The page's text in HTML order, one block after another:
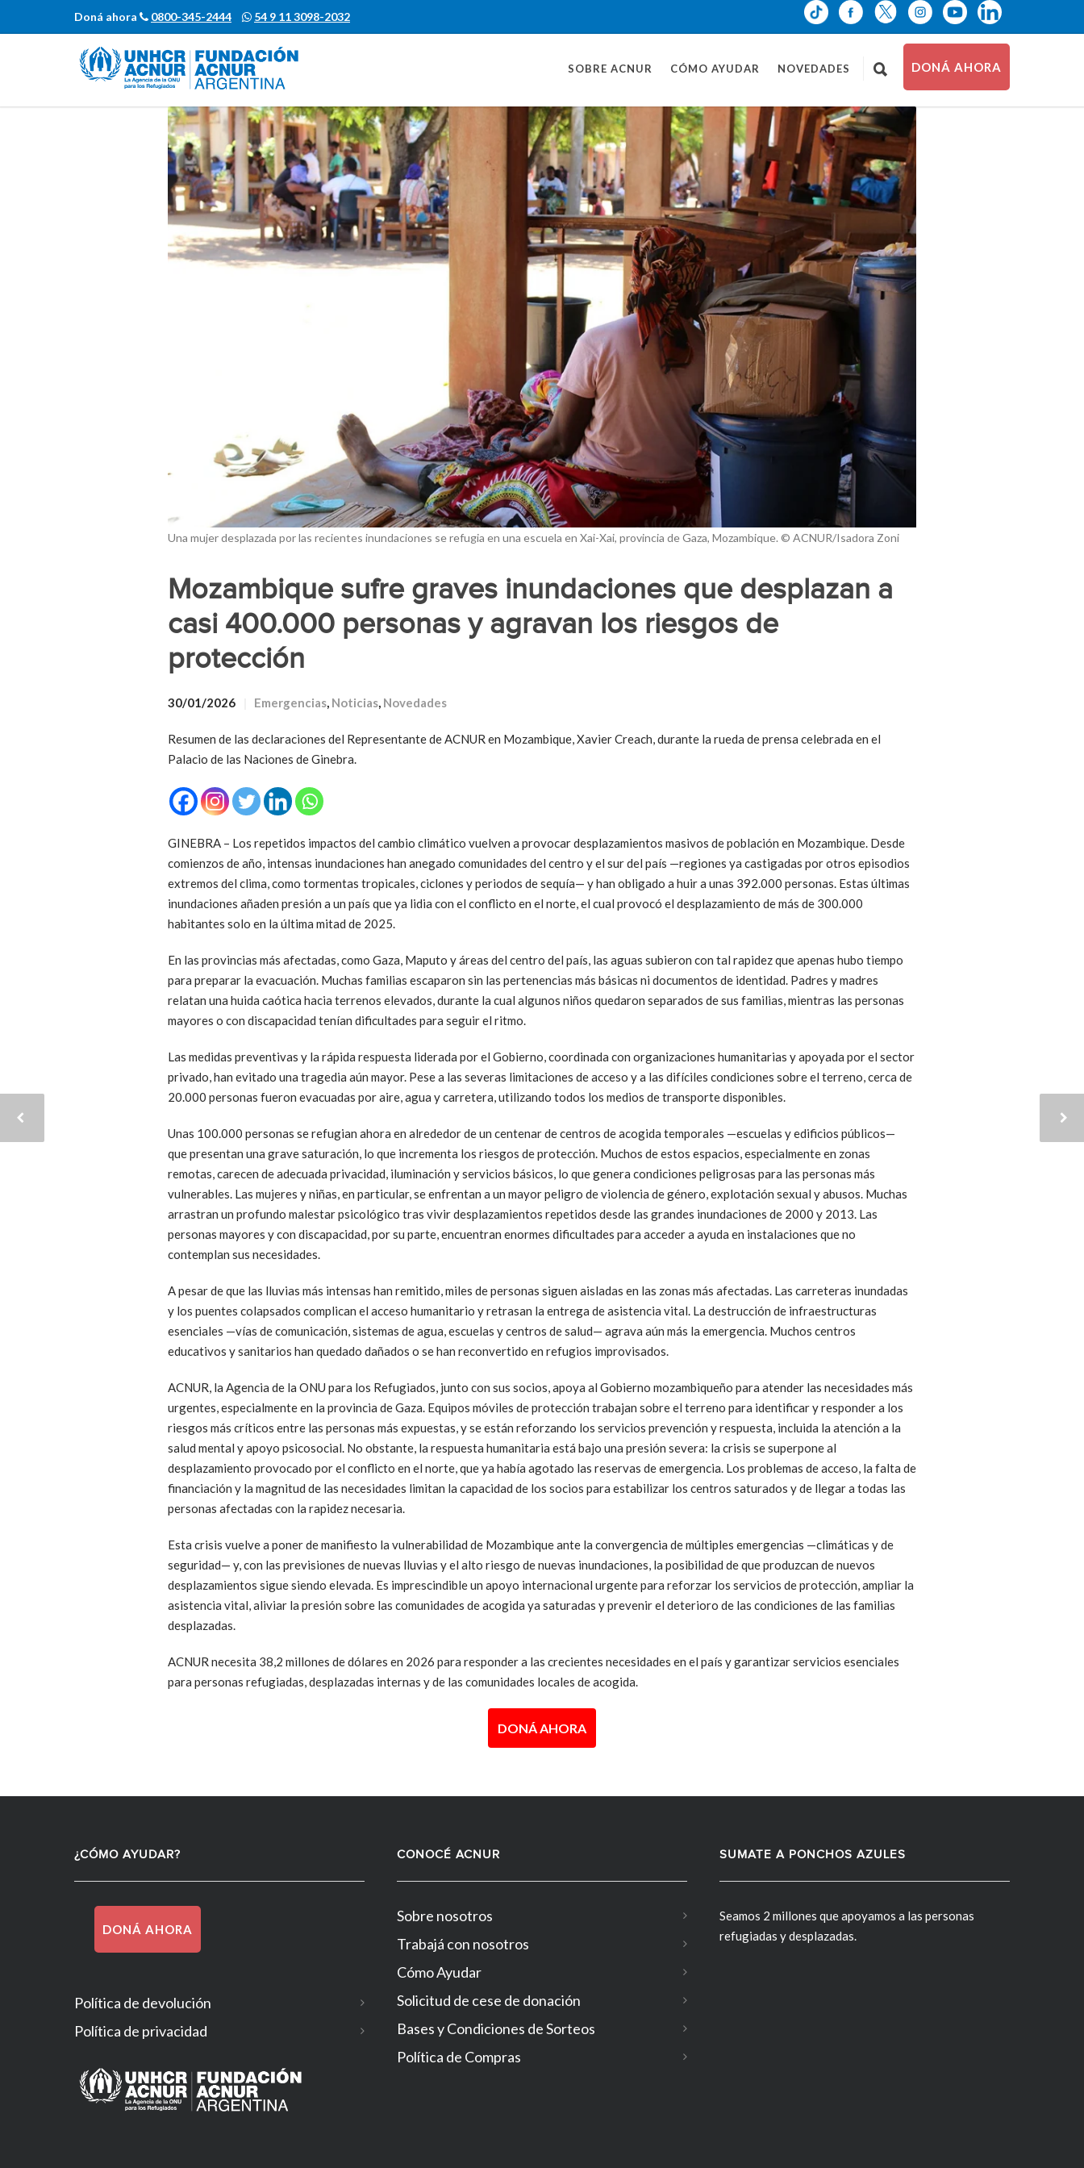
Doná ahora 0800-345-2444 54 9 11 3098-2032
DONÁ AHORA
SOBRE ACNUR CÓMO AYUDAR NOVEDADES
Una mujer desplazada por las recientes inundaciones se refugia en una escuela en Xai-Xai, provincia de Gaza, Mozambique. © ACNUR/Isadora Zoni
Mozambique sufre graves inundaciones que desplazan a
casi 400.000 personas y agravan los riesgos de
protección
30/01/2026 Emergencias, Noticias, Novedades
Resumen de las declaraciones del Representante de ACNUR en Mozambique, Xavier Creach, durante la rueda de prensa celebrada en el
Palacio de las Naciones de Ginebra.
GINEBRA – Los repetidos impactos del cambio climático vuelven a provocar desplazamientos masivos de población en Mozambique. Desde
comienzos de año, intensas inundaciones han anegado comunidades del centro y el sur del país —regiones ya castigadas por otros episodios
extremos del clima, como tormentas tropicales, ciclones y periodos de sequía— y han obligado a huir a unas 392.000 personas. Estas últimas
inundaciones añaden presión a un país que ya lidia con el conflicto en el norte, el cual provocó el desplazamiento de más de 300.000
habitantes solo en la última mitad de 2025.
En las provincias más afectadas, como Gaza, Maputo y áreas del centro del país, las aguas subieron con tal rapidez que apenas hubo tiempo
para preparar la evacuación. Muchas familias escaparon sin las pertenencias más básicas ni documentos de identidad. Padres y madres
relatan una huida caótica hacia terrenos elevados, durante la cual algunos niños quedaron separados de sus familias, mientras las personas
mayores o con discapacidad tenían dificultades para seguir el ritmo.
Las medidas preventivas y la rápida respuesta liderada por el Gobierno, coordinada con organizaciones humanitarias y apoyada por el sector
privado, han evitado una tragedia aún mayor. Pese a las severas limitaciones de acceso y a las difíciles condiciones sobre el terreno, cerca de
20.000 personas fueron evacuadas por aire, agua y carretera, utilizando todos los medios de transporte disponibles.
Unas 100.000 personas se refugian ahora en alrededor de un centenar de centros de acogida temporales —escuelas y edificios públicos—
que presentan una grave saturación, lo que incrementa los riesgos de protección. Muchos de estos espacios, especialmente en zonas
remotas, carecen de adecuada privacidad, iluminación y servicios básicos, lo que genera condiciones peligrosas para las personas más
vulnerables. Las mujeres y niñas, en particular, se enfrentan a un mayor peligro de violencia de género, explotación sexual y abusos. Muchas
arrastran un profundo malestar psicológico tras vivir desplazamientos repetidos desde las grandes inundaciones de 2000 y 2013. Las
personas mayores y con discapacidad, por su parte, encuentran enormes dificultades para acceder a ayuda en instalaciones que no
contemplan sus necesidades.
A pesar de que las lluvias más intensas han remitido, miles de personas siguen aisladas en las zonas más afectadas. Las carreteras inundadas
y los puentes colapsados complican el acceso humanitario y retrasan la entrega de asistencia vital. La destrucción de infraestructuras
esenciales —vías de comunicación, sistemas de agua, escuelas y centros de salud— agrava aún más la emergencia. Muchos centros
educativos y sanitarios han quedado dañados o se han reconvertido en refugios improvisados.
ACNUR, la Agencia de la ONU para los Refugiados, junto con sus socios, apoya al Gobierno mozambiqueño para atender las necesidades más
urgentes, especialmente en la provincia de Gaza. Equipos móviles de protección trabajan sobre el terreno para identificar y responder a los
riesgos más críticos entre las personas más expuestas, y se están reforzando los servicios prevención y respuesta, incluida la atención a la
salud mental y apoyo psicosocial. No obstante, la respuesta humanitaria está bajo una presión severa: la crisis se superpone al
desplazamiento provocado por el conflicto en el norte, que ya había agotado las reservas de emergencia. Los problemas de acceso, la falta de
financiación y la magnitud de las necesidades limitan la capacidad de los socios para estabilizar los centros saturados y de llegar a todas las
personas afectadas con la rapidez necesaria.
Esta crisis vuelve a poner de manifiesto la vulnerabilidad de Mozambique ante la convergencia de múltiples emergencias —climáticas y de
seguridad— y, con las previsiones de nuevas lluvias y el alto riesgo de nuevas inundaciones, la posibilidad de que produzcan de nuevos
desplazamientos sigue siendo elevada. Es imprescindible un apoyo internacional urgente para reforzar los servicios de protección, ampliar la
asistencia vital, aliviar la presión sobre las comunidades de acogida ya saturadas y prevenir el deterioro de las condiciones de las familias
desplazadas.
ACNUR necesita 38,2 millones de dólares en 2026 para responder a las crecientes necesidades en el país y garantizar servicios esenciales
para personas refugiadas, desplazadas internas y de las comunidades locales de acogida.
DONÁ AHORA
¿CÓMO AYUDAR?
DONÁ AHORA
Política de devolución
Política de privacidad
CONOCÉ ACNUR
Sobre nosotros
Trabajá con nosotros
Cómo Ayudar
Solicitud de cese de donación
Bases y Condiciones de Sorteos
Política de Compras
SUMATE A PONCHOS AZULES
Seamos 2 millones que apoyamos a las personas
refugiadas y desplazadas.